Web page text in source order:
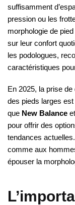
suffisamment
pression ou les
morphologie de
sur leur confort
les podologues,
caractéristiques
En 2025, la prise
des pieds larges
que New Balance et
pour offrir des
tendances
comme aux
épouser la